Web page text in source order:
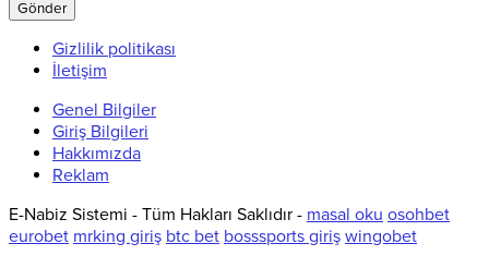
Gizlilik politikası
İletişim
Genel Bilgiler
Giriş Bilgileri
Hakkımızda
Reklam
E-Nabiz Sistemi - Tüm Hakları Saklıdır - masal oku osohbet
eurobet mrking giriş btc bet bosssports giriş wingobet